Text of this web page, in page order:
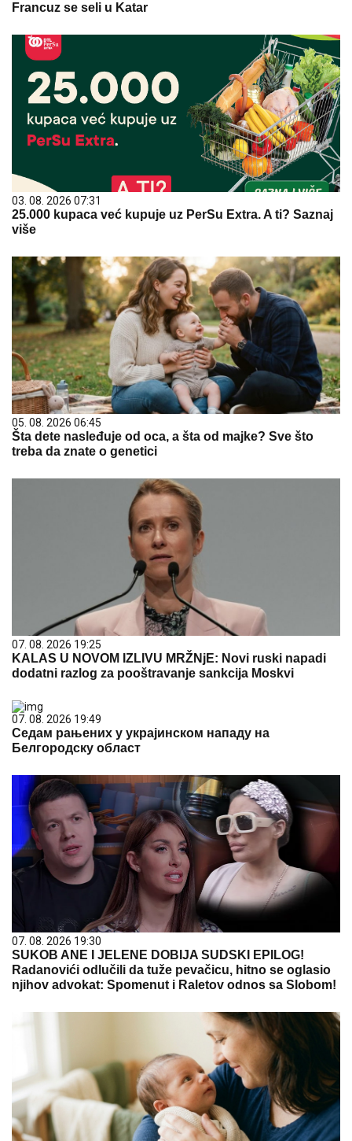
Francuz se seli u Katar
03. 08. 2026 07:31
25.000 kupaca već kupuje uz PerSu Extra. A ti? Saznaj
više
05. 08. 2026 06:45
Šta dete nasleđuje od oca, a šta od majke? Sve što
treba da znate o genetici
07. 08. 2026 19:25
KALAS U NOVOM IZLIVU MRŽNjE: Novi ruski napadi
dodatni razlog za pooštravanje sankcija Moskvi
07. 08. 2026 19:49
Седам рањених у украјинском нападу на
Белгородску област
07. 08. 2026 19:30
SUKOB ANE I JELENE DOBIJA SUDSKI EPILOG!
Radanovići odlučili da tuže pevačicu, hitno se oglasio
njihov advokat: Spomenut i Raletov odnos sa Slobom!